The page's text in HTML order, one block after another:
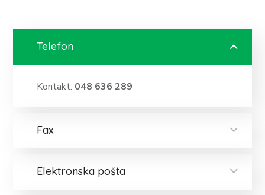
Telefon
Kontakt: 048 636 289
Fax
Elektronska pošta